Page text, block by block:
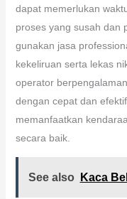
dapat memerlukan
proses yang susah dan
gunakan jasa
kekeliruan serta lekas
operator
dengan cepat dan
memanfaatkan
secara baik.
See also Kaca